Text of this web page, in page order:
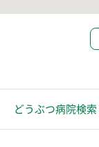
どうぶつ病院検索